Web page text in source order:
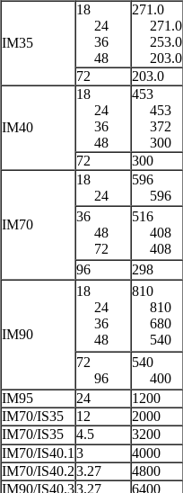
IM35
18
24
36
48
271.0
271.0
253.0
203.0
72 203.0
IM40
18
24
36
48
453
453
372
300
72 300
IM70
18
24
596
596
36
48
72
516
408
408
96 298
IM90
18
24
36
48
810
810
680
540
72
96
540
400
IM95
24 1200
IM70/IS35
12 2000
IM70/IS35
4.5 3200
IM70/IS40.1 3
4000
IM70/IS40.23.27
4800
IM90/IS40.33.27 6400